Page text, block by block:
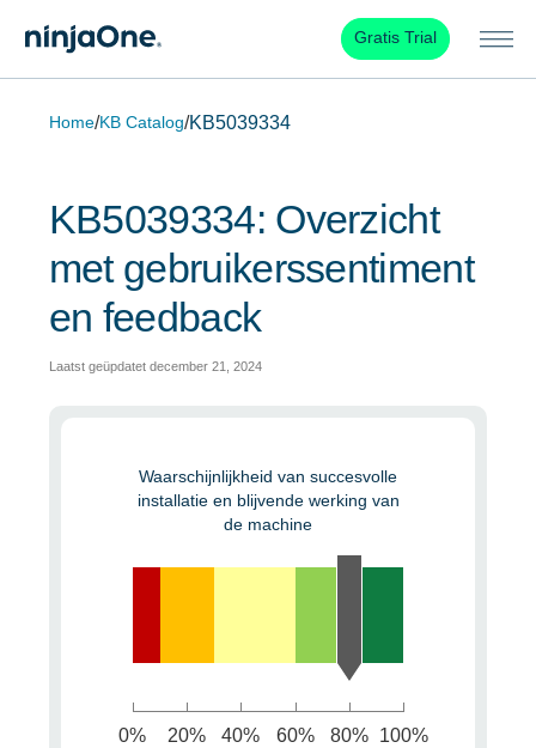
Gratis Trial
Home/KB Catalog/KB5039334
KB5039334: Overzicht
met gebruikerssentiment
en feedback
Laatst geüpdatet december 21, 2024
Waarschijnlijkheid van succesvolle
installatie en blijvende werking van
de machine
0% 20% 40% 60% 80% 100%